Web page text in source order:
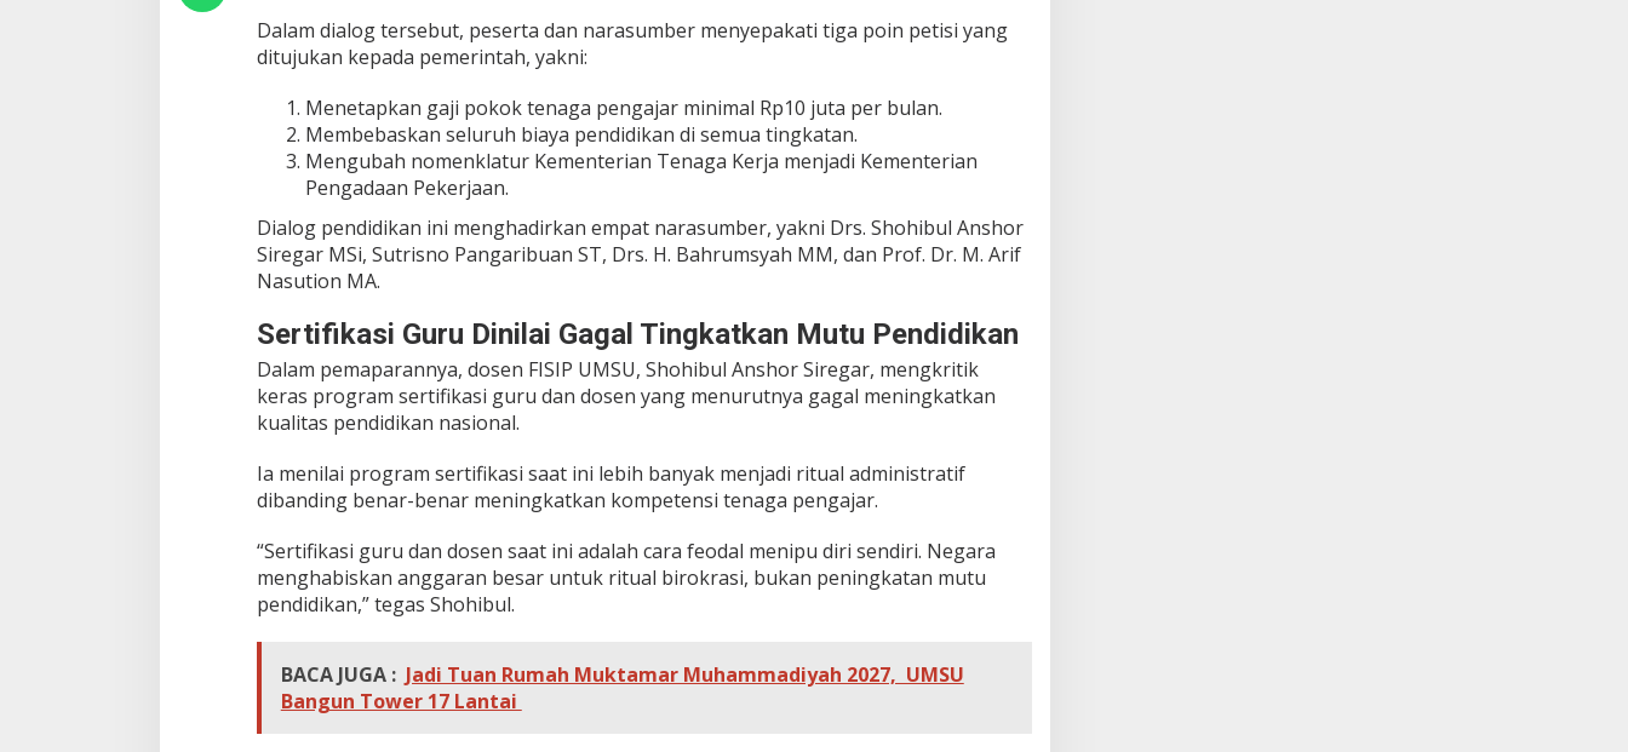
a
h
k
a
n
P
e
t
i
i
n
u
k
P
m
r
n
t
a
Dalam dialog tersebut, peserta dan narasumber menyepakati tiga poin petisi yang
ditujukan kepada pemerintah, yakni:
Menetapkan gaji pokok tenaga pengajar minimal Rp10 juta per bulan.
Membebaskan seluruh biaya pendidikan di semua tingkatan.
Mengubah nomenklatur Kementerian Tenaga Kerja menjadi Kementerian
Pengadaan Pekerjaan.
Dialog pendidikan ini menghadirkan empat narasumber, yakni Drs. Shohibul Anshor
Siregar MSi, Sutrisno Pangaribuan ST, Drs. H. Bahrumsyah MM, dan Prof. Dr. M. Arif
Nasution MA.
Sertifikasi Guru Dinilai Gagal Tingkatkan Mutu Pendidikan
Dalam pemaparannya, dosen FISIP UMSU, Shohibul Anshor Siregar, mengkritik
keras program sertifikasi guru dan dosen yang menurutnya gagal meningkatkan
kualitas pendidikan nasional.
Ia menilai program sertifikasi saat ini lebih banyak menjadi ritual administratif
dibanding benar-benar meningkatkan kompetensi tenaga pengajar.
“Sertifikasi guru dan dosen saat ini adalah cara feodal menipu diri sendiri. Negara
menghabiskan anggaran besar untuk ritual birokrasi, bukan peningkatan mutu
pendidikan,” tegas Shohibul.
BACA JUGA : Jadi Tuan Rumah Muktamar Muhammadiyah 2027, UMSU
Bangun Tower 17 Lantai